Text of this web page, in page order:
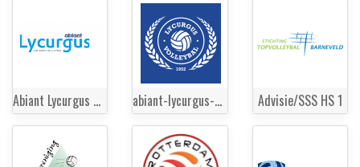
Abiant Lycurgus HS 1 abiant-lycurgus-hs-1 Advisie/SSS HS 1